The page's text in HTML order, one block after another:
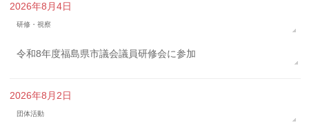
2026年8月4日
研修・視察
令和8年度福島県市議会議員研修会に参加
2026年8月2日
団体活動